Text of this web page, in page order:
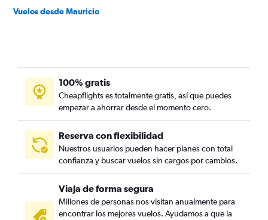
Vuelos desde Mauricio
100% gratis
Cheapflights es totalmente gratis, así que puedes
empezar a ahorrar desde el momento cero.
Reserva con flexibilidad
Nuestros usuarios pueden hacer planes con total
confianza y buscar vuelos sin cargos por cambios.
Viaja de forma segura
Millones de personas nos visitan anualmente para
encontrar los mejores vuelos. Ayudamos a que la